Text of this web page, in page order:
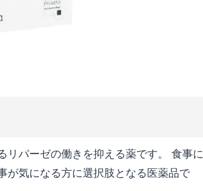
リパーゼの働きを抑える薬です。 食事に
が気になる方に選択肢となる医薬品で